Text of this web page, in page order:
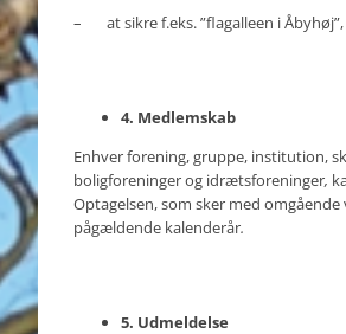
– at sikre f.eks. ”flagalleen i Åbyhøj”,
4. Medlemskab
Enhver forening, gruppe, institution,
boligforeninger og idrætsforeninger,
Optagelsen, som sker med
pågældende kalenderår.
5. Udmeldelse